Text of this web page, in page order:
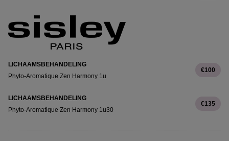
LICHAAMSBEHANDELING
Phyto-Aromatique Zen Harmony 1u
€100
LICHAAMSBEHANDELING
Phyto-Aromatique Zen Harmony 1u30
€135